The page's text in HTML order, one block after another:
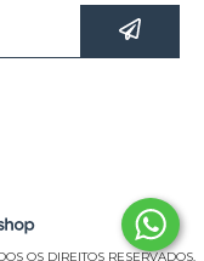
OS DIREITOS RESERVADOS.